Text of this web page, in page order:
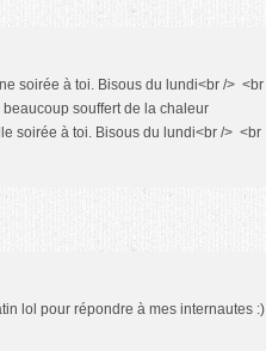
soirée à toi. Bisous du lundi<br /> <br
souffert de la chaleur
soirée à toi. Bisous du lundi<br /> <br
lol pour répondre à mes internautes :)